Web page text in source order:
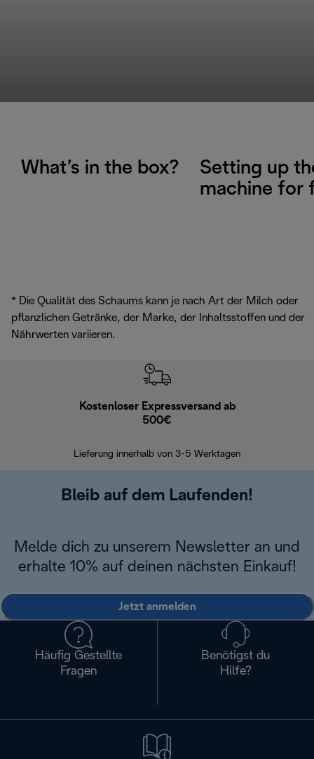
What’s in the box?
Setting up
machine for
* Die Qualität des Schaums kann je nach Art der Milch oder
pflanzlichen Getränke, der Marke, der Inhaltsstoffen und der
Nährwerten variieren.
Kostenloser Expressversand ab
500€
Lieferung innerhalb von 3-5 Werktagen
Bleib auf dem Laufenden!
Melde dich zu unserem Newsletter an und
erhalte 10% auf deinen nächsten Einkauf!
Jetzt anmelden
Häufig Gestellte
Fragen
Benötigst du
Hilfe?